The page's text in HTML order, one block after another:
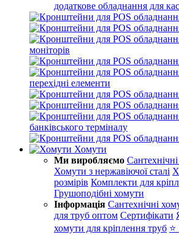
додаткове обладнання для
моніторів
перехідні елементи
банківського терміналу
Хомути
Ми виробляємо
Хомути з нержавіючої сталі
розмірів Комплекти для
Грушоподібні хомути
Інформація Сантехнічні
для труб оптом Сертифікати
хомути для кріплення труб